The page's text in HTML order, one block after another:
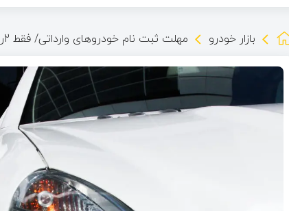
بازار خودرو مهلت ثبت نام خودروهای وارداتی/ فقط 2روز فرصت دارید